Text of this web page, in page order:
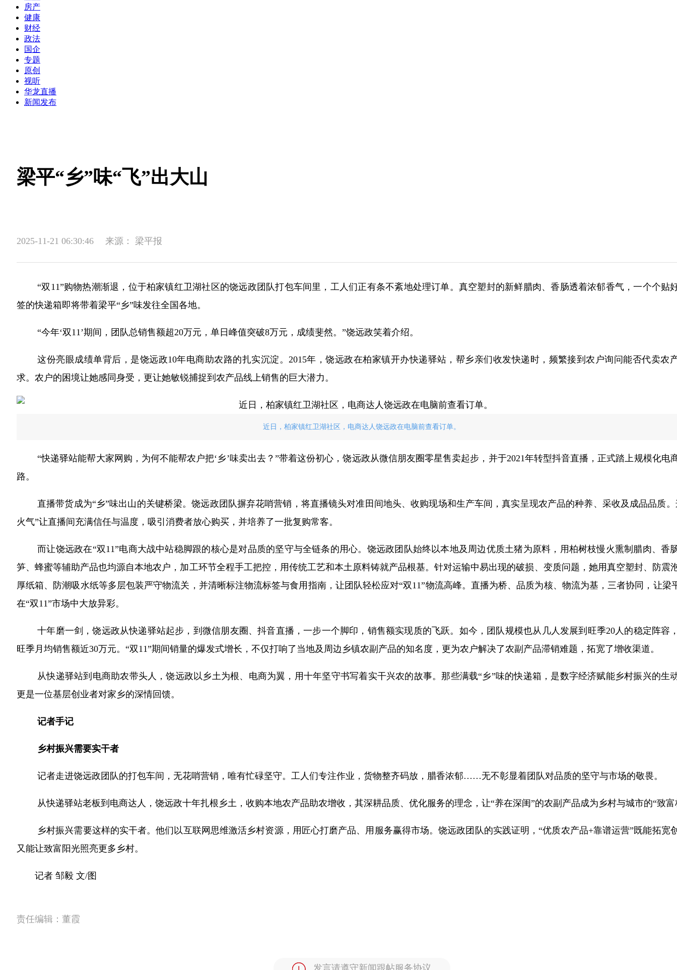
房产
健康
财经
政法
国企
专题
原创
视听
华龙直播
新闻发布
梁平“乡”味“飞”出大山
2025-11-21 06:30:46 来源： 梁平报
“双11”购物热潮渐退，位于柏家镇红卫湖社区的饶远政团队打包车间里，工人们正有条不紊地处理订单。真空塑封的新鲜腊肉、香肠透着浓郁香气，一个个贴
签的快递箱即将带着梁平“乡”味发往全国各地。
“今年‘双11’期间，团队总销售额超20万元，单日峰值突破8万元，成绩斐然。”饶远政笑着介绍。
这份亮眼成绩单背后，是饶远政10年电商助农路的扎实沉淀。2015年，饶远政在柏家镇开办快递驿站，帮乡亲们收发快递时，频繁接到农户询问能否代卖农
求。农户的困境让她感同身受，更让她敏锐捕捉到农产品线上销售的巨大潜力。
近日，柏家镇红卫湖社区，电商达人饶远政在电脑前查看订单。
“快递驿站能帮大家网购，为何不能帮农户把‘乡’味卖出去？”带着这份初心，饶远政从微信朋友圈零星售卖起步，并于2021年转型抖音直播，正式踏上规模化电
路。
直播带货成为“乡”味出山的关键桥梁。饶远政团队摒弃花哨营销，将直播镜头对准田间地头、收购现场和生产车间，真实呈现农产品的种养、采收及成品品质。
火气”让直播间充满信任与温度，吸引消费者放心购买，并培养了一批复购常客。
而让饶远政在“双11”电商大战中站稳脚跟的核心是对品质的坚守与全链条的用心。饶远政团队始终以本地及周边优质土猪为原料，用柏树枝慢火熏制腊肉、香
笋、蜂蜜等辅助产品也均源自本地农户，加工环节全程手工把控，用传统工艺和本土原料铸就产品根基。针对运输中易出现的破损、变质问题，她用真空塑封、防震
厚纸箱、防潮吸水纸等多层包装严守物流关，并清晰标注物流标签与食用指南，让团队轻松应对“双11”物流高峰。直播为桥、品质为核、物流为基，三者协同，让梁
在“双11”市场中大放异彩。
十年磨一剑，饶远政从快递驿站起步，到微信朋友圈、抖音直播，一步一个脚印，销售额实现质的飞跃。如今，团队规模也从几人发展到旺季20人的稳定阵容
旺季月均销售额近30万元。“双11”期间销量的爆发式增长，不仅打响了当地及周边乡镇农副产品的知名度，更为农户解决了农副产品滞销难题，拓宽了增收渠道。
从快递驿站到电商助农带头人，饶远政以乡土为根、电商为翼，用十年坚守书写着实干兴农的故事。那些满载“乡”味的快递箱，是数字经济赋能乡村振兴的生
更是一位基层创业者对家乡的深情回馈。
记者手记
乡村振兴需要实干者
记者走进饶远政团队的打包车间，无花哨营销，唯有忙碌坚守。工人们专注作业，货物整齐码放，腊香浓郁……无不彰显着团队对品质的坚守与市场的敬畏。
从快递驿站老板到电商达人，饶远政十年扎根乡土，收购本地农产品助农增收，其深耕品质、优化服务的理念，让“养在深闺”的农副产品成为乡村与城市的“致富
乡村振兴需要这样的实干者。他们以互联网思维激活乡村资源，用匠心打磨产品、用服务赢得市场。饶远政团队的实践证明，“优质农产品+靠谱运营”既能拓宽
又能让致富阳光照亮更多乡村。
记者 邹毅 文/图
责任编辑： 董霞